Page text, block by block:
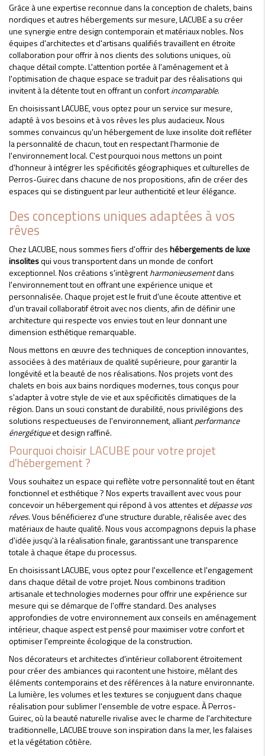
Grâce à une expertise reconnue dans la conception de chalets, bains
nordiques et autres hébergements sur mesure, LACUBE a su créer
une synergie entre design contemporain et matériaux nobles. Nos
équipes d'architectes et d'artisans qualifiés travaillent en étroite
collaboration pour offrir à nos clients des solutions uniques, où
chaque détail compte. L'attention portée à l'aménagement et à
l'optimisation de chaque espace se traduit par des réalisations qui
invitent à la détente tout en offrant un confortincomparable.
En choisissant LACUBE, vous optez pour un service sur mesure,
adapté à vos besoins et à vos rêves les plus audacieux. Nous
sommes convaincus qu'un hébergement de luxe insolite doit refléter
la personnalité de chacun, tout en respectant l'harmonie de
l'environnement local. C'est pourquoi nous mettons un point
d'honneur à intégrer les spécificités géographiques et culturelles de
Perros-Guirec dans chacune de nos propositions, afin de créer des
espaces qui se distinguent par leur authenticité et leur élégance.
Des conceptions uniques adaptées à vos
rêves
Chez LACUBE, nous sommes fiers d'offrir deshébergements de luxe
insolitesqui vous transportent dans un monde de confort
exceptionnel. Nos créations s'intègrentharmonieusementdans
l'environnement tout en offrant une expérience unique et
personnalisée. Chaque projet est le fruit d'une écoute attentive et
d'un travail collaboratif étroit avec nos clients, afin de définir une
architecture qui respecte vos envies tout en leur donnant une
dimension esthétique remarquable.
Nous mettons en œuvre des techniques de conception innovantes,
associées à des matériaux de qualité supérieure, pour garantir la
longévité et la beauté de nos réalisations. Nos projets vont des
chalets en bois aux bains nordiques modernes, tous conçus pour
s'adapter à votre style de vie et aux spécificités climatiques de la
région. Dans un souci constant de durabilité, nous privilégions des
solutions respectueuses de l'environnement, alliantperformance
énergétiqueet design raffiné.
Pourquoi choisir LACUBE pour votre projet
d'hébergement ?
Vous souhaitez un espace qui reflète votre personnalité tout en étant
fonctionnel et esthétique ? Nos experts travaillent avec vous pour
concevoir un hébergement qui répond à vos attentes etdépasse vos
rêves. Vous bénéficierez d'une structure durable, réalisée avec des
matériaux de haute qualité. Nous vous accompagnons depuis la phase
d'idée jusqu'à la réalisation finale, garantissant une transparence
totale à chaque étape du processus.
En choisissant LACUBE, vous optez pour l'excellence et l'engagement
dans chaque détail de votre projet. Nous combinons tradition
artisanale et technologies modernes pour offrir une expérience sur
mesure qui se démarque de l'offre standard. Des analyses
approfondies de votre environnement aux conseils en aménagement
intérieur, chaque aspect est pensé pour maximiser votre confort et
optimiser l'empreinte écologique de la construction.
Nos décorateurs et architectes d'intérieur collaborent étroitement
pour créer des ambiances qui racontent une histoire, mêlant des
éléments contemporains et des références à la nature environnante.
La lumière, les volumes et les textures se conjuguent dans chaque
réalisation pour sublimer l'ensemble de votre espace. À Perros-
Guirec, où la beauté naturelle rivalise avec le charme de l'architecture
traditionnelle, LACUBE trouve son inspiration dans la mer, les falaises
et la végétation côtière.